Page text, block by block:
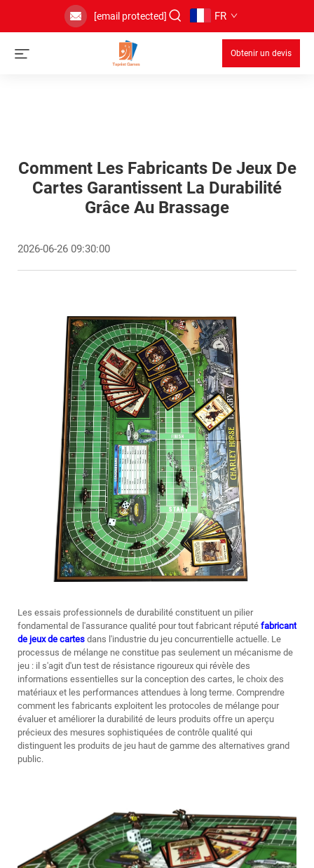
[email protected] FR
Obtenir un devis
Comment Les Fabricants De Jeux De
Cartes Garantissent La Durabilité
Grâce Au Brassage
2026-06-26 09:30:00
Les essais professionnels de durabilité constituent un pilier
fondamental de l'assurance qualité pour tout fabricant réputé fabricant
de jeux de cartes dans l'industrie du jeu concurrentielle actuelle. Le
processus de mélange ne constitue pas seulement un mécanisme de
jeu : il s'agit d'un test de résistance rigoureux qui révèle des
informations essentielles sur la conception des cartes, le choix des
matériaux et les performances attendues à long terme. Comprendre
comment les fabricants exploitent les protocoles de mélange pour
évaluer et améliorer la durabilité de leurs produits offre un aperçu
précieux des mesures sophistiquées de contrôle qualité qui
distinguent les produits de jeu haut de gamme des alternatives grand
public.